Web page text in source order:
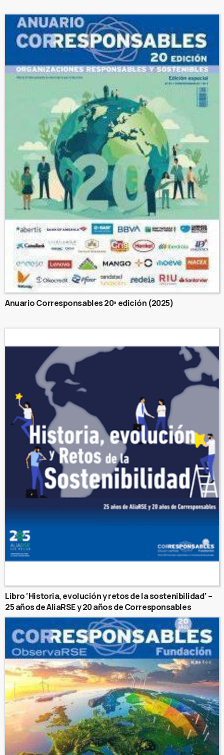
Anuario Corresponsables 20ª edición (2025)
Libro ‘Historia, evolución y retos de la sostenibilidad’ –
25 años de AliaRSE y 20 años de Corresponsables